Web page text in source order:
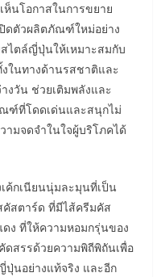
นโอกาสในการขยาย
ดตัวผลิตภัณฑ์ใหม่อย่าง
สไตล์ญี่ปุ่นให้เหมาะสมกับ
ในทางด้านรสชาติและ
งวัน ช่วยเติมพลังและ
ฑ์ที่โดดเด่นและสนุกไม่
ามจดจำในใจผู้บริโภคได้
ค้กเนียนนุ่มละมุนที่เป็น
สตาร์ด ที่มีไส้ครีมคัส
ง ที่ให้ความหอมกรุ่นของ
ดสรรด้วยความพิถีพิถันเพื่อ
นอย่างแท้จริง และอีก